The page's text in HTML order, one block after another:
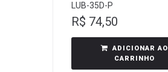
LUB-35D-P
R$ 74,50
ADICIONAR AO
CARRINHO